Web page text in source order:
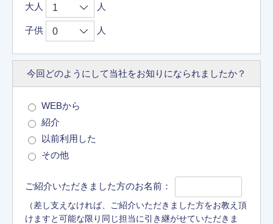
大人 人
子供 人
今回どのようにして当社をお知りになられましたか？
WEBから
紹介
以前利用した
その他
ご紹介いただきました方のお名前：
（差し支えなければ、ご紹介いただきました方をお教え頂
けますと可能な限り同じ担当に引き継がせていただきま